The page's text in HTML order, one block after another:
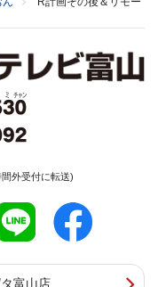
外受付に転送)
富山店